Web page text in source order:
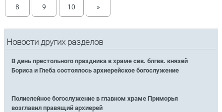
8 9 10 »
Новости других разделов
В день престольного праздника в храме свв. блгвв. князей
Бориса и Глеба состоялось архиерейское богослужение
Полиелейное богослужение в главном храме Приморья
возглавил правящий архиерей